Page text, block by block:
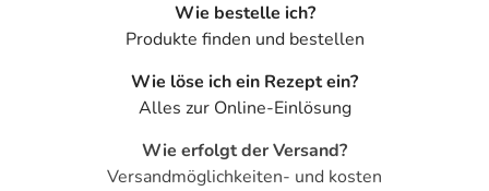
Wie bestelle ich?
Produkte finden und bestellen
Wie löse ich ein Rezept ein?
Alles zur Online-Einlösung
Wie erfolgt der Versand?
Versandmöglichkeiten- und kosten